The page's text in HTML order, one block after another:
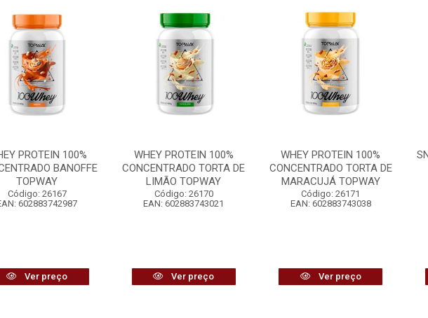
PROTEIN 100%
BANOFFE
TOPWAY
Código: 26167
602883742987
Ver preço
WHEY PROTEIN 100%
CONCENTRADO TORTA DE
LIMÃO TOPWAY
Código: 26170
EAN: 602883743021
Ver preço
WHEY PROTEIN 100%
CONCENTRADO TORTA DE
MARACUJÁ TOPWAY
Código: 26171
EAN: 602883743038
Ver preço